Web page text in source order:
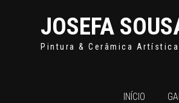
JOSEFA
Pintura & Cerâmica Artística
INÍCIO